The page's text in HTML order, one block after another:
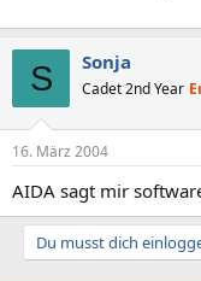
S Sonja
Cadet 2nd Year
16. März 2004
AIDA sagt mir
Du musst dich